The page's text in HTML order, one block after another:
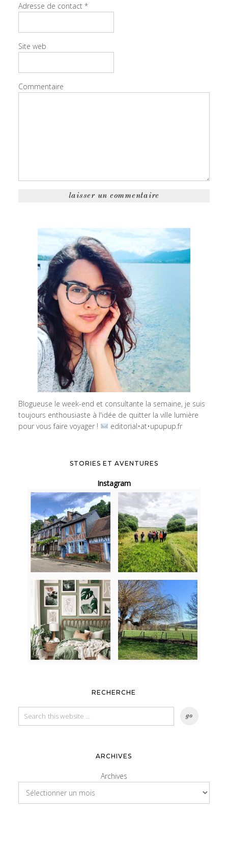
Adresse de contact *
Site web
Commentaire
Blogueuse le week-end et consultante la semaine, je suis
toujours enthousiaste à l'idée de quitter la ville lumière
pour vous faire voyager !
editorial•at•upupup.fr
STORIES ET AVENTURES
Instagram
RECHERCHE
ARCHIVES
Archives